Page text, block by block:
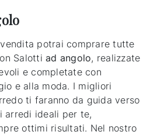
potrai comprare tutte
Salottiad angolo, realizzate
e completate con
e alla moda. I migliori
ti faranno da guida verso
arredi ideali per te,
ottimi risultati. Nel nostro